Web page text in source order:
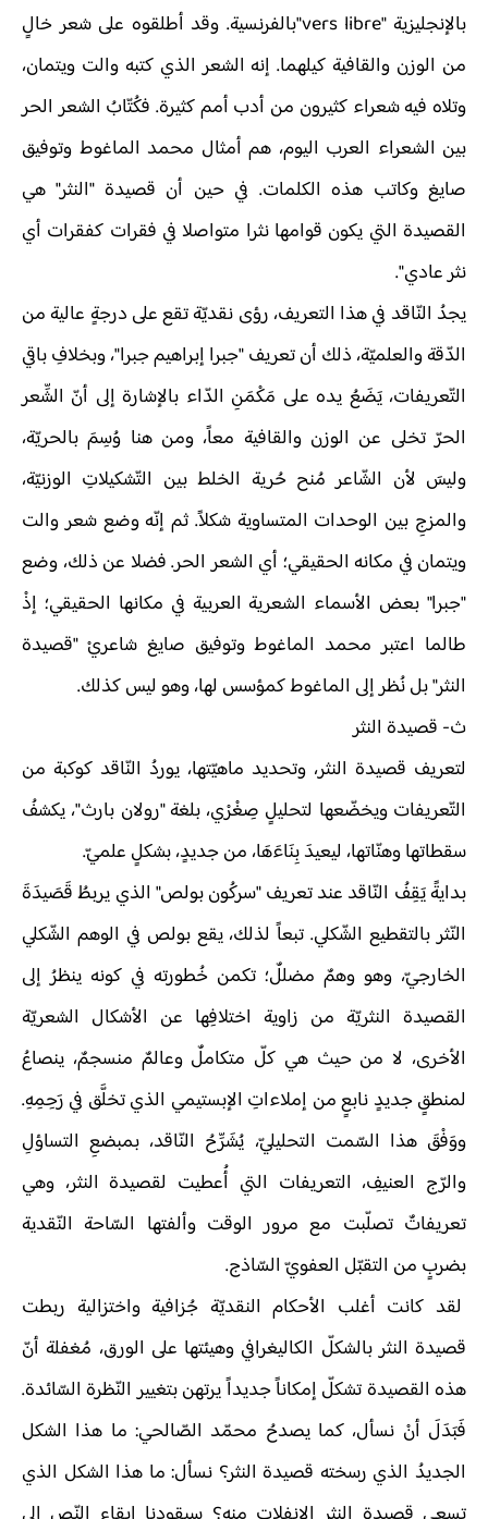
بالإنجليزية "vers libre"بالفرنسية. وقد أطلقوه على شعر خالٍ
من الوزن والقافية كيلهما. إنه الشعر الذي كتبه والت ويتمان،
وتلاه فيه شعراء كثيرون من أدب أمم كثيرة. فكُتّابُ الشعر الحر
بين الشعراء العرب اليوم، هم أمثال محمد الماغوط وتوفيق
صايغ وكاتب هذه الكلمات. في حين أن قصيدة "النثر" هي
القصيدة التي يكون قوامها نثرا متواصلا في فقرات كفقرات أي
نثر عادي".
يجدُ النّاقد في هذا التعريف، رؤى نقديّة تقع على درجةٍ عالية من
الدّقة والعلميّة، ذلك أن تعريف "جبرا إبراهيم جبرا"، وبخلافِ باقي
التّعريفات، يَضَعُ يده على مَكْمَنِ الدّاء بالإشارة إلى أنّ الشِّعر
الحرّ تخلى عن الوزن والقافية معاً، ومن هنا وُسِمَ بالحريّة،
وليسَ لأن الشّاعر مُنح حُرية الخلط بين التّشكيلاتِ الوزنيّة،
والمزجِ بين الوحدات المتساوية شكلاً. ثم إنّه وضع شعر والت
ويتمان في مكانه الحقيقي؛ أي الشعر الحر. فضلا عن ذلك، وضع
"جبرا" بعض الأسماء الشعرية العربية في مكانها الحقيقي؛ إذْ
طالما اعتبر محمد الماغوط وتوفيق صايغ شاعريْ "قصيدة
النثر" بل نُظر إلى الماغوط كمؤسس لها، وهو ليس كذلك.
ث‌- قصيدة النثر
لتعريف قصيدة النثر، وتحديد ماهيّتها، يوردُ النّاقد كوكبة من
التّعريفات ويخضّعها لتحليلٍ صِغْرْي، بلغة "رولان بارث"، يكشفُ
سقطاتها وهنّاتها، ليعيدَ بِنَاءَهَا، من جديدٍ، بشكلٍ علميّ.
بدايةً يَقِفُ النّاقد عند تعريف "سركُون بولص" الذي يربطُ قَصَيدَةَ
النّثر بالتقطيع الشّكلي. تبعاً لذلك، يقع بولص في الوهم الشّكلي
الخارجيّ، وهو وهمٌ مضللٌ؛ تكمن خُطورته في كونه ينظرُ إلى
القصيدة النثريّة من زاوية اختلافِها عن الأشكال الشعريّة
الأخرى، لا من حيث هي كلّ متكاملٌ وعالمٌ منسجمٌ، ينصاعُ
لمنطقٍ جديدٍ نابعٍ من إملاءاتِ الإبستيمي الذي تخلَّق في رَحِمِهِ.
ووَفْقَ هذا السّمت التحليليّ، يُشَرِّحُ النّاقد، بمبضعِ التساؤلِ
والرّج العنيفِ، التعريفات التي أُعطيت لقصيدة النثر، وهي
تعريفاتٌ تصلّبت مع مرور الوقت وألفتها السّاحة النّقدية
بضربٍ من التقبّل العفويّ السّاذج.
لقد كانت أغلب الأحكام النقديّة جُزافية واختزالية ربطت
قصيدة النثر بالشكلّ الكاليغرافي وهيئتها على الورق، مُغفلة أنّ
هذه القصيدة تشكلّ إمكاناً جديداً يرتهن بتغيير النّظرة السّائدة.
فَبَدَلَ أنْ نسأل، كما يصدحُ محمّد الصّالحي: ما هذا الشكل
الجديدُ الذي رسخته قصيدة النثر؟ نسأل: ما هذا الشكل الذي